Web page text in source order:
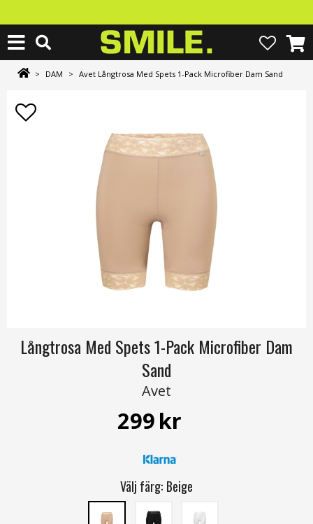
> DAM > Avet Långtrosa Med Spets 1-Pack Microfiber Dam Sand
Långtrosa Med Spets 1-Pack Microfiber Dam
Sand
Avet
299kr
Välj färg: Beige